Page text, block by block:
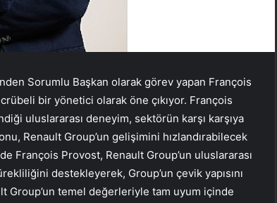
Sorumlu Başkan olarak görev yapan François
bir yönetici olarak öne çıkıyor. François
uluslararası deneyim, sektörün karşı karşıya
Renault Group’un gelişimini hızlandırabilecek
François Provost, Renault Group’un uluslararası
destekleyerek, Group’un çevik yapısını
Group’un temel değerleriyle tam uyum içinde